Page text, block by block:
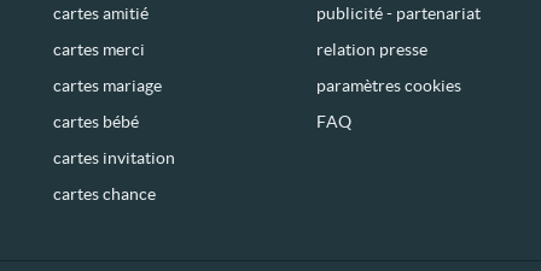
cartes amitié
cartes merci
cartes mariage
cartes bébé
cartes invitation
cartes chance
publicité - partenariat
relation presse
paramètres cookies
FAQ